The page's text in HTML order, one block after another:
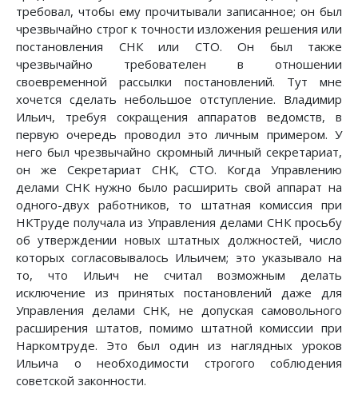
требовал, чтобы ему прочитывали записанное; он был
чрезвычайно строг к точности изложения решения или
постановления СНК или СТО. Он был также
чрезвычайно требователен в отношении
своевременной рассылки постановлений. Тут мне
хочется сделать небольшое отступление. Владимир
Ильич, требуя сокращения аппаратов ведомств, в
первую очередь проводил это личным примером. У
него был чрезвычайно скромный личный секретариат,
он же Секретариат СНК, СТО. Когда Управлению
делами СНК нужно было расширить свой аппарат на
одного-двух работников, то штатная комиссия при
НКТруде получала из Управления делами СНК просьбу
об утверждении новых штатных должностей, число
которых согласовывалось Ильичем; это указывало на
то, что Ильич не считал возможным делать
исключение из принятых постановлений даже для
Управления делами СНК, не допуская самовольного
расширения штатов, помимо штатной комиссии при
Наркомтруде. Это был один из наглядных уроков
Ильича о необходимости строгого соблюдения
советской законности.